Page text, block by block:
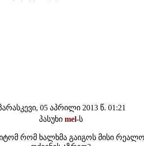
05 აპრილი 2013 წ. 01:21
პასუხი mel-ს
რომ ხალხმა გაიგოს მისი